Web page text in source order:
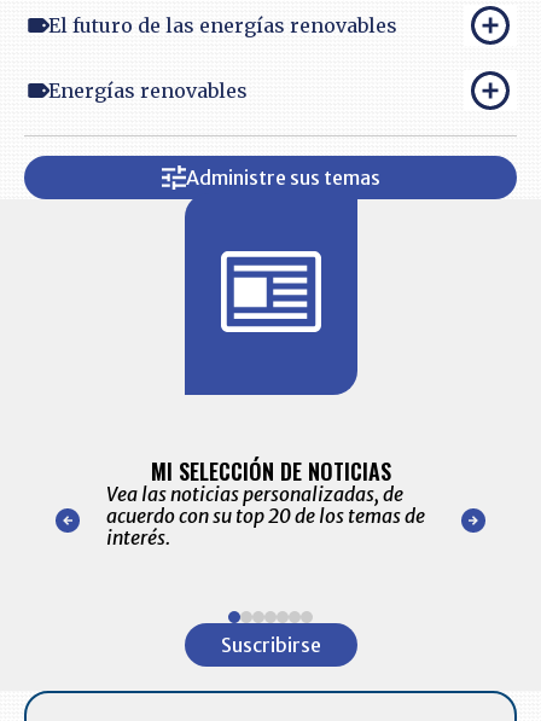
El futuro de las energías renovables
Energías renovables
Administre sus temas
nuestro
para
MI SELECCIÓN DE NOTICIAS
Vea las noticias personalizadas, de
acuerdo con su top 20 de los temas de
interés.
de las
Suscribirse